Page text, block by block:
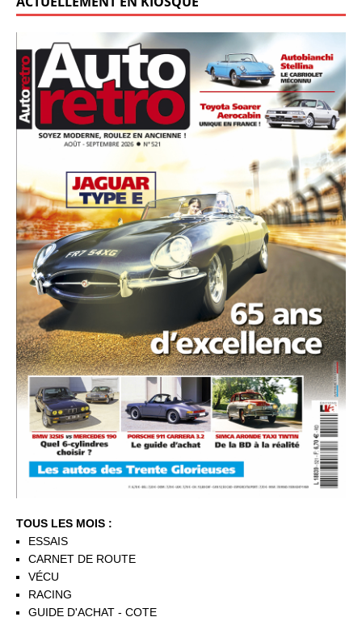
TOUS LES MOIS :
ESSAIS
CARNET DE ROUTE
VÉCU
RACING
GUIDE D'ACHAT - COTE